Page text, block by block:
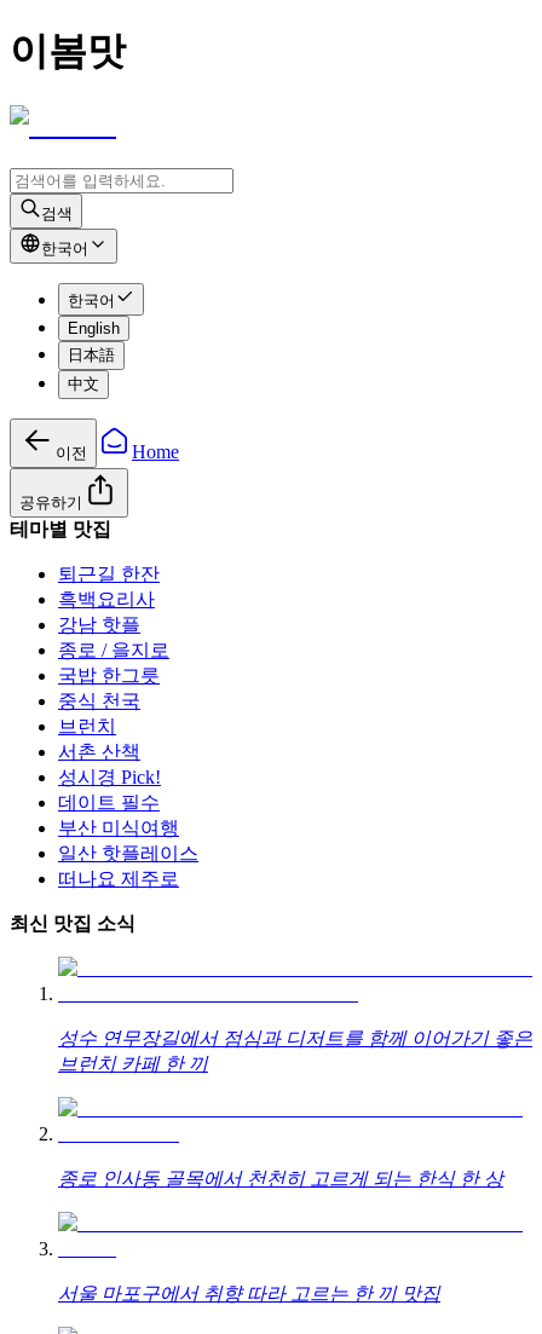
이봄맛
검색
한국어
한국어
English
日本語
中文
이전 Home
공유하기
테마별 맛집
퇴근길 한잔
흑백요리사
강남 핫플
종로 / 을지로
국밥 한그릇
중식 천국
브런치
서촌 산책
성시경 Pick!
데이트 필수
부산 미식여행
일산 핫플레이스
떠나요 제주로
최신 맛집 소식
성수 연무장길에서 점심과 디저트를 함께 이어가기 좋은
브런치 카페 한 끼
종로 인사동 골목에서 천천히 고르게 되는 한식 한 상
서울 마포구에서 취향 따라 고르는 한 끼 맛집